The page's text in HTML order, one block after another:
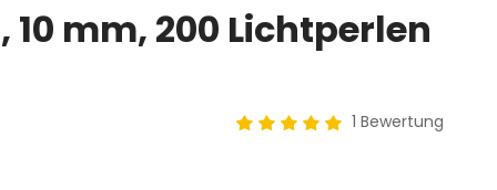
mm, 200 Lichtperlen
1 Bewertung